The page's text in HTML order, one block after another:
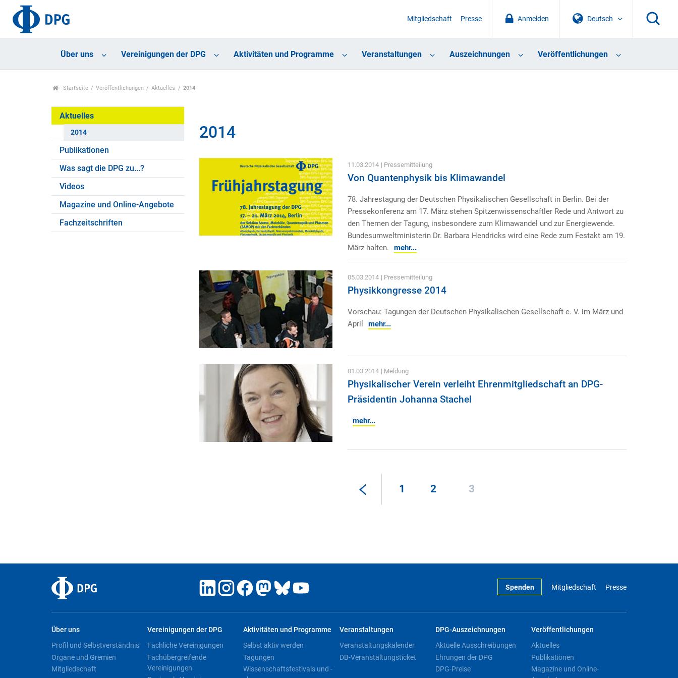
Deutsch
Anmelden
Mitgliedschaft Presse
Über uns Vereinigungen der DPG Aktivitäten und Programme Veranstaltungen Auszeichnungen Veröffentlichungen
Startseite Veröffentlichungen Aktuelles 2014
Aktuelles
2014
Publikationen
Was sagt die DPG zu...?
Videos
Magazine und Online-Angebote
Fachzeitschriften
2014
11.03.2014 | Pressemitteilung
Von Quantenphysik bis Klimawandel
78. Jahrestagung der Deutschen Physikalischen Gesellschaft in Berlin. Bei der
Pressekonferenz am 17. März stehen Spitzenwissenschaftler Rede und Antwort zu
den Themen der Tagung, insbesondere zum Klimawandel und zur Energiewende.
Bundesumweltministerin Dr. Barbara Hendricks wird eine Rede zum Festakt am 19.
März halten.
mehr...
05.03.2014 | Pressemitteilung
Physikkongresse 2014
Vorschau: Tagungen der Deutschen Physikalischen Gesellschaft e. V. im März und
April
mehr...
01.03.2014 | Meldung
Physikalischer Verein verleiht Ehrenmitgliedschaft an DPG-
Präsidentin Johanna Stachel
mehr...
1 2 3
Spenden Mitgliedschaft Presse
Über uns
Profil und Selbstverständnis
Organe und Gremien
Mitgliedschaft
Vereinigungen der DPG
Fachliche Vereinigungen
Fachübergreifende
Vereinigungen
Aktivitäten und Programme
Selbst aktiv werden
Tagungen
Wissenschaftsfestivals und -
Veranstaltungen
Veranstaltungskalender
DB-Veranstaltungsticket
DPG-Auszeichnungen
Aktuelle Ausschreibungen
Ehrungen der DPG
DPG-Preise
Veröffentlichungen
Aktuelles
Publikationen
Magazine und Online-